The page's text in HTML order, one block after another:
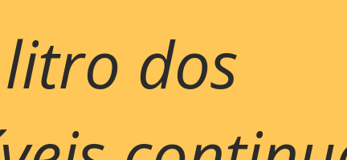
dos